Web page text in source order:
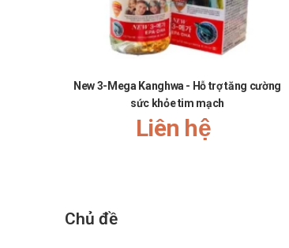
New 3-Mega Kanghwa - Hỗ trợ tăng cường
sức khỏe tim mạch
Liên hệ
Chủ đề